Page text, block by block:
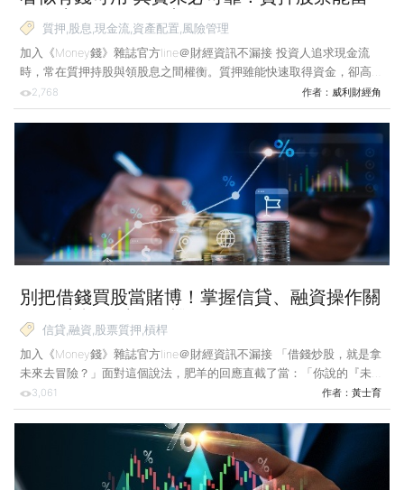
現金流嗎？關鍵在這點
質押,股息,現金流,資產配置,風險管理
加入《Money錢》雜誌官方line＠財經資訊不漏接 投資人追求現金流
時，常在質押持股與領股息之間權衡。質押雖能快速取得資金，卻高度
受市場波動影響，穩定性不足；相較之下，股息流較具可預期性的現金
管道。 很多投資人到了某個階段，開始會在意一個更實際的問題：如
果哪天需要用錢，這些資產能不能變成現金，供自己持續使用？一些對
現金流不足感到焦慮的朋友，可能會想透過質押的方式，以獲得現金
流，來當作生活費。 這個邏輯聽起來很合理，因為你既能持有資產，
又能拿到錢，好像同時兼顧成長與使用。但真正的關鍵不在能否拿到
錢，而是這筆錢能不能穩定使用。很多人忽略的是，有現金流和有
2,768 作者： 威利財經角
別把借錢買股當賭博！掌握信貸、融資操作關
鍵 放大報酬避開危機
信貸,融資,股票質押,槓桿
加入《Money錢》雜誌官方line＠財經資訊不漏接 「借錢炒股，就是拿
未來去冒險？」面對這個說法，肥羊的回應直截了當：「你說的『未
來』是什麼？你有沒有試算過，借多少錢、買什麼股票、每個月付多少
利息？弄清楚風險再批評也不遲。」 在他的投資體系裡，借錢並非因
為不夠謹慎，而恰恰是因為風險都弄清楚了。他以個人信貸與股票質押
等管道借款，每一筆的利率、期限與還款壓力都在事前試算，確認股息
足以覆蓋利息成本，再決定是否行動。 信貸伴隨每月還款壓力 融資
有維持率風險 然而，許多投資人的問題並不在「敢不敢借」，而在於
3,061 作者： 黃士育